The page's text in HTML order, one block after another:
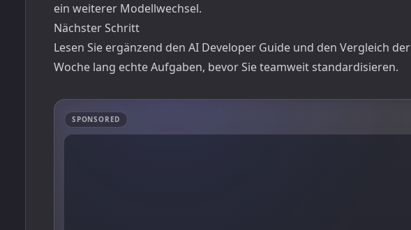
ein weiterer Modellwechsel.
Nächster Schritt
Lesen Sie ergänzend den AI Developer Guide und den Vergleich der
Woche lang echte Aufgaben, bevor Sie teamweit standardisieren.
SPONSORED